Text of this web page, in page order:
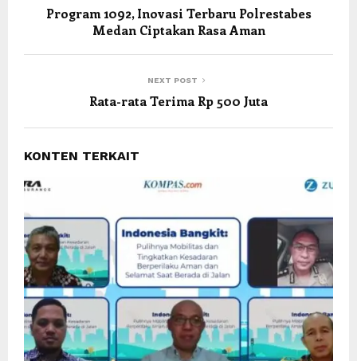
Program 1092, Inovasi Terbaru Polrestabes
Medan Ciptakan Rasa Aman
NEXT POST
Rata-rata Terima Rp 500 Juta
KONTEN TERKAIT